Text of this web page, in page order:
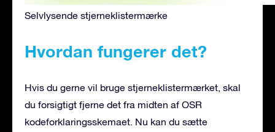
Selvlysende stjerneklistermærke
Hvordan fungerer det?
Hvis du gerne vil bruge stjerneklistermærket, skal
du forsigtigt fjerne det fra midten af OSR
kodeforklaringsskemaet. Nu kan du sætte